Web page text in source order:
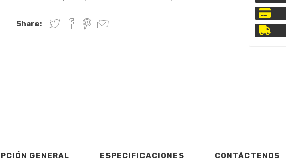
Share:
GENERAL ESPECIFICACIONES CONTÁCTENOS